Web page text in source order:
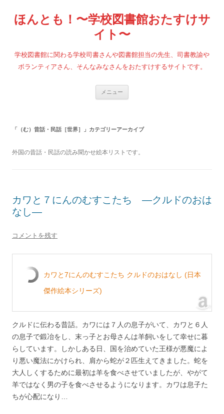
テ
ン
キ
ッ
ほんとも！〜学校図書館おたすけサ
イト〜
学校図書館に関わる学校司書さんや図書館担当の先生、司書教諭や
ボランティアさん、そんなみなさんをおたすけするサイトです。
メニュー
「 （む）昔話・民話［世界］ 」カテゴリーアーカイブ
外国の昔話・民話の読み聞かせ絵本リストです。
カワと７にんのむすこたち ―クルドのおは
なし―
コメントを残す
カワと7にんのむすこたち クルドのおはなし (日本
傑作絵本シリーズ)
クルドに伝わる昔話。カワには７人の息子がいて、カワと６人
の息子で鍛冶をし、末っ子とお母さんは羊飼いをして幸せに暮
らしています。しかしある日、国を治めていた王様が悪魔によ
り悪い魔法にかけられ、肩から蛇が２匹生えてきました。蛇を
大人しくするために最初は羊を食べさせていましたが、やがて
羊ではなく男の子を食べさせるようになります。カワは息子た
ちが心配になり…